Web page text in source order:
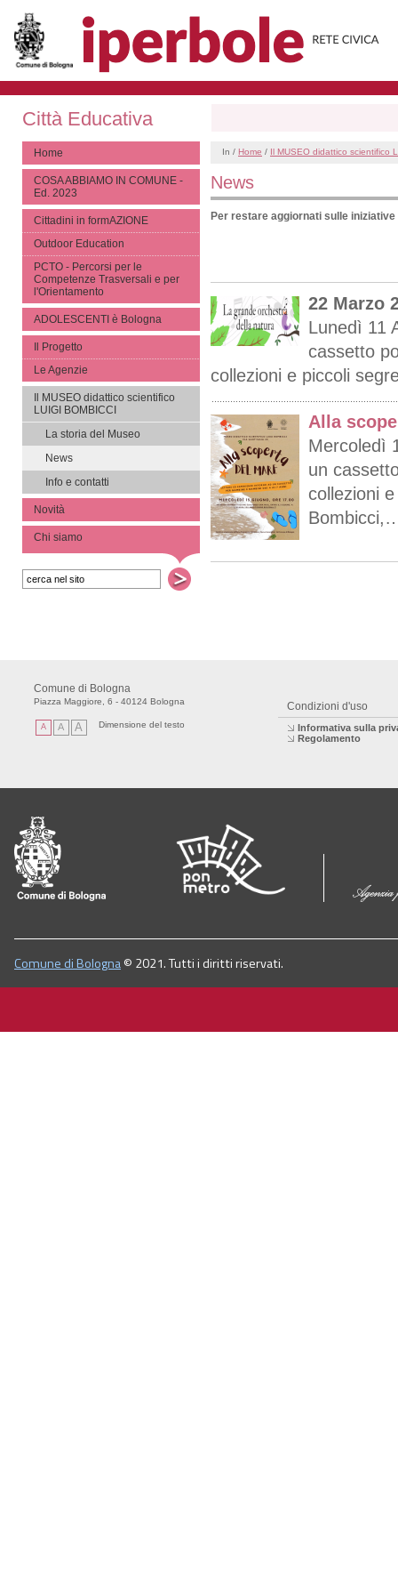
Città Educativa
Home
COSA ABBIAMO IN COMUNE -
Ed. 2023
Cittadini in formAZIONE
Outdoor Education
PCTO - Percorsi per le
Competenze Trasversali e per
l'Orientamento
ADOLESCENTI è Bologna
Il Progetto
Le Agenzie
Il MUSEO didattico scientifico
LUIGI BOMBICCI
La storia del Museo
News
Info e contatti
Novità
Chi siamo
In / Home / Il MUSEO didattico scientifico
News
Per restare aggiornati sulle
22 Marzo
Lunedì 11
cassetto
collezioni e piccoli
Alla
Mercoledì
un
collezioni
Comune di Bologna
Piazza Maggiore, 6 - 40124 Bologna
A A A Dimensione del testo
Condizioni d'uso
Informativa sulla
Regolamento
Comune di Bologna© 2021. Tutti i diritti riservati.